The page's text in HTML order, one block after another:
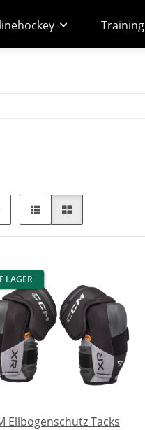
Training
LAGER
Ellbogenschutz Tacks